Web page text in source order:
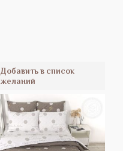
Добавить в список
желаний